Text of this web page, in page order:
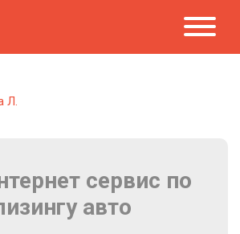
Л.
сервис по
авто